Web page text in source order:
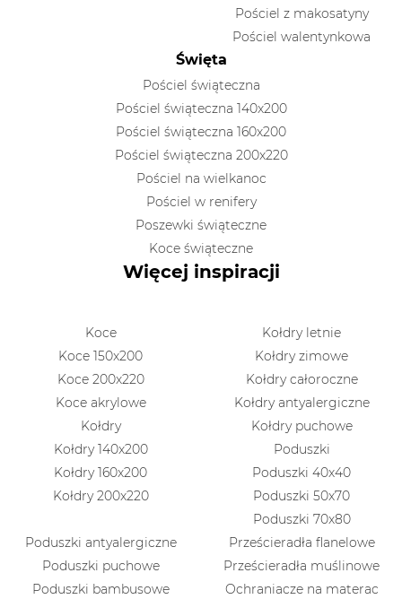
Pościel z makosatyny
Pościel walentynkowa
Święta
Pościel świąteczna
Pościel świąteczna 140x200
Pościel świąteczna 160x200
Pościel świąteczna 200x220
Pościel na wielkanoc
Pościel w renifery
Poszewki świąteczne
Koce świąteczne
Więcej inspiracji
Koce
Koce 150x200
Koce 200x220
Koce akrylowe
Kołdry
Kołdry 140x200
Kołdry 160x200
Kołdry 200x220
Kołdry letnie
Kołdry zimowe
Kołdry całoroczne
Kołdry antyalergiczne
Kołdry puchowe
Poduszki
Poduszki 40x40
Poduszki 50x70
Poduszki 70x80
Poduszki antyalergiczne
Poduszki puchowe
Poduszki bambusowe
Prześcieradła flanelowe
Prześcieradła muślinowe
Ochraniacze na materac